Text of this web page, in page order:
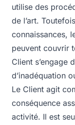
utilise des
de l’art.
connaissances,
peuvent couvrir
Client s’engage
d’inadéquation
Le Client agit
conséquence
activité. Il est